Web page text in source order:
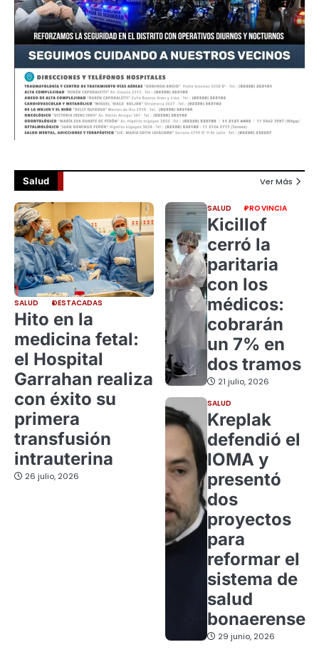
Salud Ver Más
SALUD DESTACADAS
Hito en la
medicina fetal:
el Hospital
Garrahan realiza
con éxito su
primera
transfusión
intrauterina
26 julio, 2026
SALUD PROVINCIA
Kicillof
cerró la
paritaria
con los
médicos:
cobrarán
un 7% en
dos tramos
21 julio, 2026
SALUD
Kreplak
defendió el
IOMA y
presentó
dos
proyectos
para
reformar el
sistema de
salud
bonaerense
29 junio, 2026